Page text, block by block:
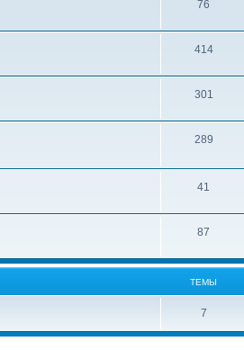
76
414
301
289
41
87
ТЕМЫ
7